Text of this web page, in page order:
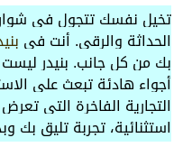
تخيل نفسك تتجول في
الحداثة والرقي. أنت في
بك من كل جانب. بنيدر ليست
أجواء هادئة تبعث على
التجارية الفاخرة التي
استثنائية، تجربة تليق بك